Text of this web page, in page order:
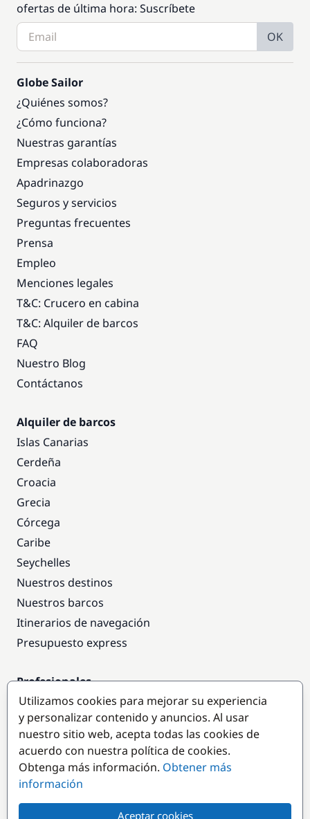
ofertas de última hora: Suscríbete
OK
Globe Sailor
¿Quiénes somos?
¿Cómo funciona?
Nuestras garantías
Empresas colaboradoras
Apadrinazgo
Seguros y servicios
Preguntas frecuentes
Prensa
Empleo
Menciones legales
T&C: Crucero en cabina
T&C: Alquiler de barcos
FAQ
Nuestro Blog
Contáctanos
Alquiler de barcos
Islas Canarias
Cerdeña
Croacia
Grecia
Córcega
Caribe
Seychelles
Nuestros destinos
Nuestros barcos
Itinerarios de navegación
Presupuesto express
Profesionales
Acceso empresas
Colaborar como empresa
Destinos populares
Utilizamos cookies para mejorar su experiencia
y personalizar contenido y anuncios. Al usar
nuestro sitio web, acepta todas las cookies de
acuerdo con nuestra política de cookies.
Obtenga más información. Obtener más
información
Aceptar cookies